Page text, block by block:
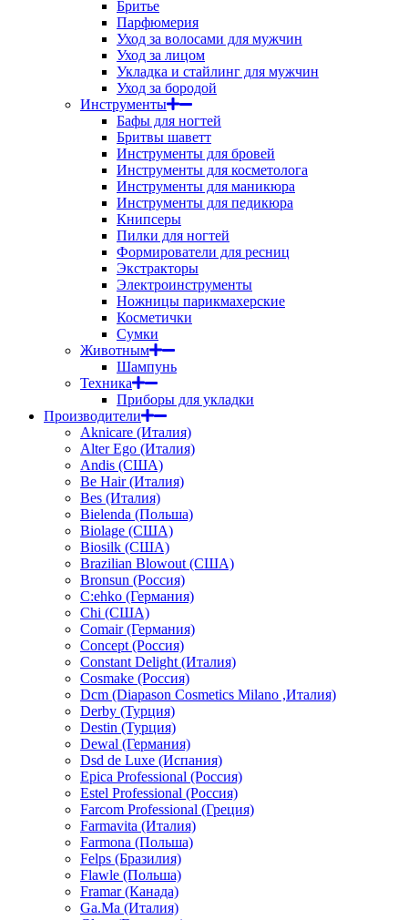
Бритье
Парфюмерия
Уход за волосами для мужчин
Уход за лицом
Укладка и стайлинг для мужчин
Уход за бородой
Инструменты
Бафы для ногтей
Бритвы шаветт
Инструменты для бровей
Инструменты для косметолога
Инструменты для маникюра
Инструменты для педикюра
Книпсеры
Пилки для ногтей
Формирователи для ресниц
Экстракторы
Электроинструменты
Ножницы парикмахерские
Косметички
Сумки
Животным
Шампунь
Техника
Приборы для укладки
Производители
Aknicare (Италия)
Alter Ego (Италия)
Andis (США)
Be Hair (Италия)
Bes (Италия)
Bielenda (Польша)
Biolage (США)
Biosilk (США)
Brazilian Blowout (США)
Bronsun (Россия)
C:ehko (Германия)
Chi (США)
Comair (Германия)
Concept (Россия)
Constant Delight (Италия)
Cosmake (Россия)
Dcm (Diapason Cosmetics Milano ,Италия)
Derby (Турция)
Destin (Турция)
Dewal (Германия)
Dsd de Luxe (Испания)
Epica Professional (Россия)
Estel Professional (Россия)
Farcom Professional (Греция)
Farmavita (Италия)
Farmona (Польша)
Felps (Бразилия)
Flawle (Польша)
Framar (Канада)
Ga.Ma (Италия)